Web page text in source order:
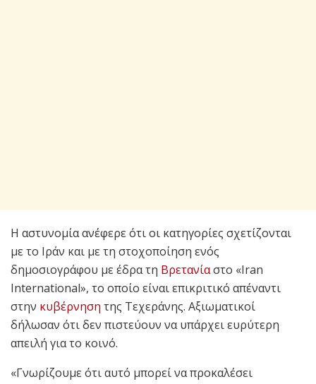
Η αστυνομία ανέφερε ότι οι κατηγορίες σχετίζονται
με το Ιράν και με τη στοχοποίηση ενός
δημοσιογράφου με έδρα τη Βρετανίαστο «Iran
International», το οποίο είναι επικριτικό απέναντι
στην κυβέρνηση της Τεχεράνης. Αξιωματικοί
δήλωσαν ότι δεν πιστεύουν να υπάρχει ευρύτερη
απειλή για το κοινό.
«Γνωρίζουμε ότι αυτό μπορεί να προκαλέσει